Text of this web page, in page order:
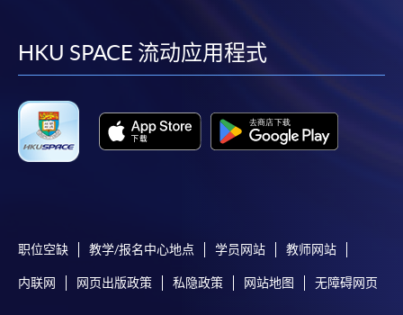
facebook
youtube
linkedin
HKU SPACE 流动应用程式
职位空缺 教学/报名中心地点 学员网站 教师网站
内联网 网页出版政策 私隐政策 网站地图 无障碍网页